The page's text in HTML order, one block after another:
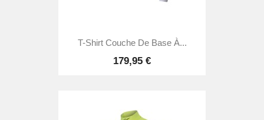
T-Shirt Couche De Base À...
179,95 €